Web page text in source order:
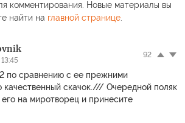
комментирования. Новые материалы вы
найти на главной странице.
92
по сравнению с ее прежними
качественный скачок./// Очередной поляк
на миротворец и принесите